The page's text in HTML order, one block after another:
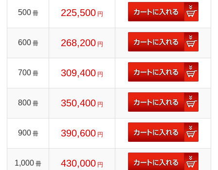
500 冊 225,500 円
600 冊 268,200 円
700 冊 309,400 円
800 冊 350,400 円
900 冊 390,600 円
1,000 冊 430,000 円